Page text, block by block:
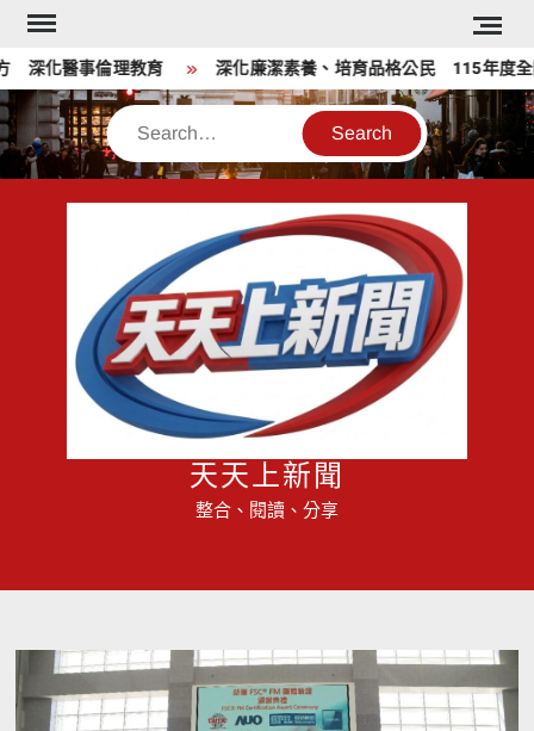
Skip
content
化醫事倫理教育 深化廉潔素養、培育品格公民 115年度全國
Search
天天上新聞
整合、閱讀、分享